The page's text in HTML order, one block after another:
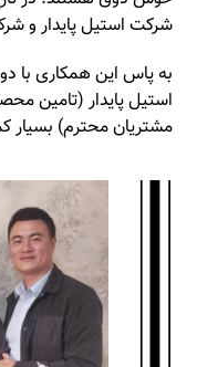
شرکت استیل پایدار و
به پاس این همکاری با
استیل پایدار (تامین
مشتریان محترم) بسیار